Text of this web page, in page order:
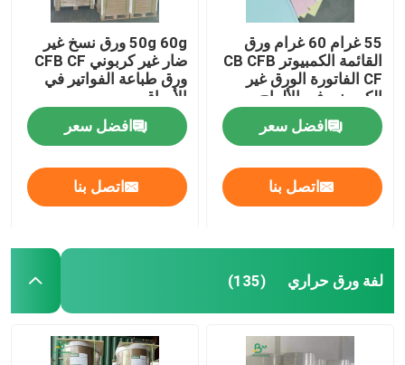
55 غرام 60 غرام ورق
القائمة الكمبيوتر CB CFB
CF الفاتورة الورق غير
الكربوني في الألواح
افضل سعر
اتصل بنا
50g 60g ورق نسخ غير
ضار غير كربوني CFB CF
ورق طباعة الفواتير في
الأوراق
افضل سعر
اتصل بنا
لفة ورق حراري (135)